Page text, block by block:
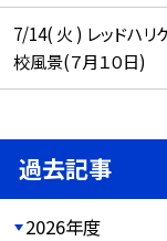
7/14( 火 ) レッドハリ
校風景(７月１０日)
過去記事
2026年度